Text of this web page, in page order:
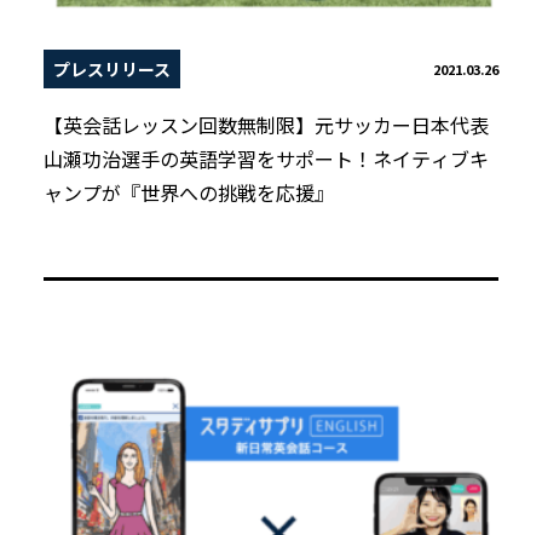
プレスリリース 2021.03.26
【英会話レッスン回数無制限】元サッカー日本代表
山瀬功治選手の英語学習をサポート！ネイティブキ
ャンプが『世界への挑戦を応援』